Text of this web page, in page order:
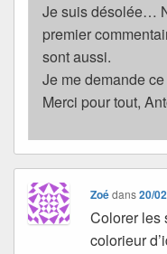
Je suis désolée…
premier
sont aussi.
Je me demande
Merci pour tout,
Zoédans20/
Colorer les
colorieur